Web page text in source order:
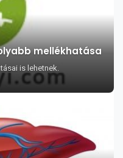
mellékhatása
is lehetnek.